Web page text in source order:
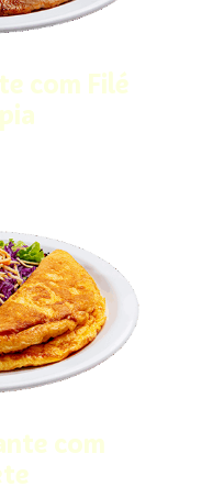
com Filé
com